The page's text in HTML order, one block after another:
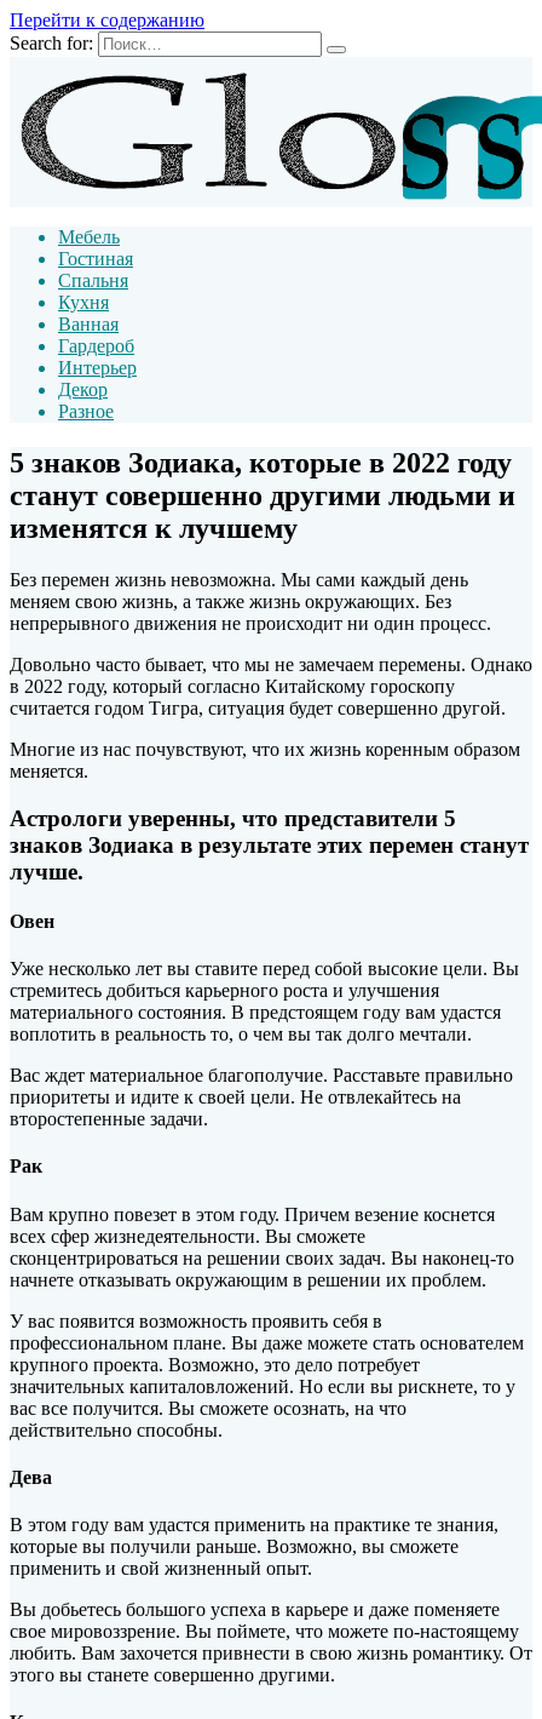
Перейти к содержанию
Search for:
Мебель
Гостиная
Спальня
Кухня
Ванная
Гардероб
Интерьер
Декор
Разное
5 знаков Зодиака, которые в 2022 году
станут совершенно другими людьми и
изменятся к лучшему
Без перемен жизнь невозможна. Мы сами каждый день
меняем свою жизнь, а также жизнь окружающих. Без
непрерывного движения не происходит ни один процесс.
Довольно часто бывает, что мы не замечаем перемены. Однако
в 2022 году, который согласно Китайскому гороскопу
считается годом Тигра, ситуация будет совершенно другой.
Многие из нас почувствуют, что их жизнь коренным образом
меняется.
Астрологи уверенны, что представители 5
знаков Зодиака в результате этих перемен станут
лучше.
Овен
Уже несколько лет вы ставите перед собой высокие цели. Вы
стремитесь добиться карьерного роста и улучшения
материального состояния. В предстоящем году вам удастся
воплотить в реальность то, о чем вы так долго мечтали.
Вас ждет материальное благополучие. Расставьте правильно
приоритеты и идите к своей цели. Не отвлекайтесь на
второстепенные задачи.
Рак
Вам крупно повезет в этом году. Причем везение коснется
всех сфер жизнедеятельности. Вы сможете
сконцентрироваться на решении своих задач. Вы наконец-то
начнете отказывать окружающим в решении их проблем.
У вас появится возможность проявить себя в
профессиональном плане. Вы даже можете стать основателем
крупного проекта. Возможно, это дело потребует
значительных капиталовложений. Но если вы рискнете, то у
вас все получится. Вы сможете осознать, на что
действительно способны.
Дева
В этом году вам удастся применить на практике те знания,
которые вы получили раньше. Возможно, вы сможете
применить и свой жизненный опыт.
Вы добьетесь большого успеха в карьере и даже поменяете
свое мировоззрение. Вы поймете, что можете по-настоящему
любить. Вам захочется привнести в свою жизнь романтику. От
этого вы станете совершенно другими.